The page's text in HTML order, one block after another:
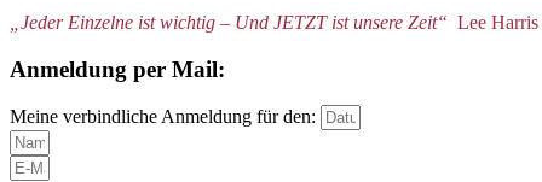
„Jeder Einzelne ist wichtig – Und JETZT ist unsere Zeit“ Lee Harris
Anmeldung per Mail:
Meine verbindliche Anmeldung für den: